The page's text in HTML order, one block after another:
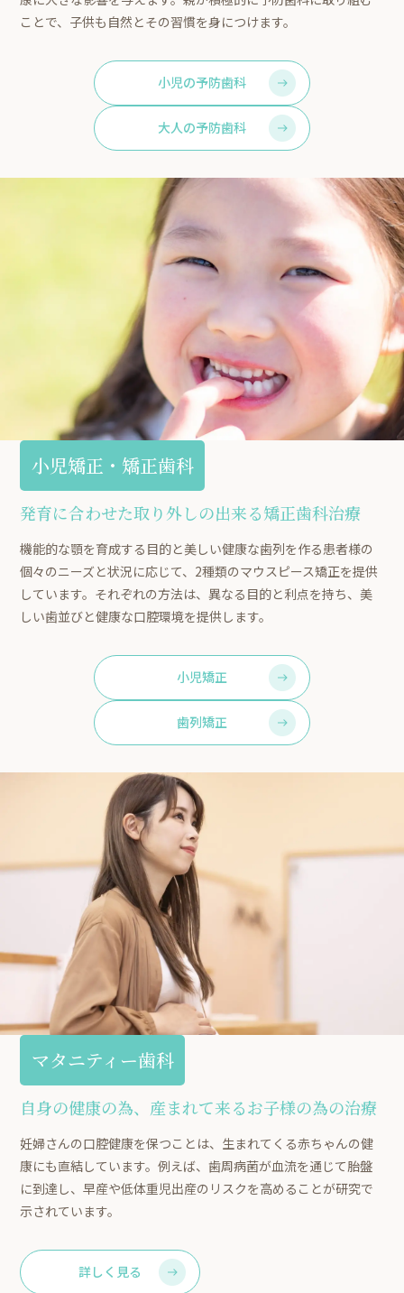
ことで、子供も自然とその習慣を身につけます。
小児の予防歯科
大人の予防歯科
小児矯正・矯正歯科
発育に合わせた取り外しの出来る矯正歯科治療
機能的な顎を育成する目的と美しい健康な歯列を作る患者様の
個々のニーズと状況に応じて、2種類のマウスピース矯正を提供
しています。それぞれの方法は、異なる目的と利点を持ち、美
しい歯並びと健康な口腔環境を提供します。
小児矯正
歯列矯正
マタニティー歯科
自身の健康の為、産まれて来るお子様の為の治療
妊婦さんの口腔健康を保つことは、生まれてくる赤ちゃんの健
康にも直結しています。例えば、歯周病菌が血流を通じて胎盤
に到達し、早産や低体重児出産のリスクを高めることが研究で
示されています。
詳しく見る